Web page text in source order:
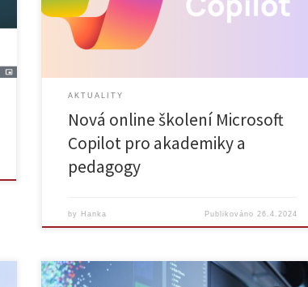
registrace Anotace: Toto školení je určeno pro
akademické pracovníky bez předchozích zkušeností
AKTUALITY
Nová online školení Microsoft
Copilot pro akademiky a
pedagogy
by Hanka Publikováno 26.4.2024